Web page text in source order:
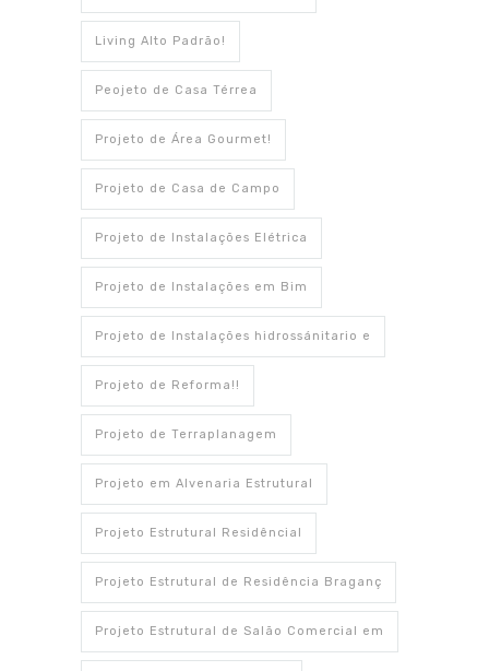
Living Alto Padrão!
Peojeto de Casa Térrea
Projeto de Área Gourmet!
Projeto de Casa de Campo
Projeto de Instalações Elétrica
Projeto de Instalações em Bim
Projeto de Instalações hidrossánitario e
Projeto de Reforma!!
Projeto de Terraplanagem
Projeto em Alvenaria Estrutural
Projeto Estrutural Residêncial
Projeto Estrutural de Residência Braganç
Projeto Estrutural de Salão Comercial em